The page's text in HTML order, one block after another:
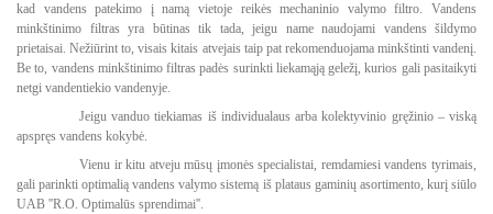
kad vandens patekimo į namą vietoje reikės mechaninio valymo filtro. Vandens
minkštinimo filtras yra būtinas tik tada, jeigu name naudojami vandens šildymo
prietaisai. Nežiūrint to, visais kitais atvejais taip pat rekomenduojama minkštinti vandenį.
Be to, vandens minkštinimo filtras padės surinkti liekamąją geležį, kurios gali pasitaikyti
netgi vandentiekio vandenyje.
Jeigu vanduo tiekiamas iš individualaus arba kolektyvinio gręžinio – viską
apspręs vandens kokybė.
Vienu ir kitu atveju mūsų įmonės specialistai, remdamiesi vandens tyrimais,
gali parinkti optimalią vandens valymo sistemą iš plataus gaminių asortimento, kurį siūlo
UAB ''R.O. Optimalūs sprendimai''.